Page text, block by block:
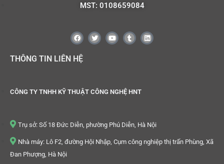
MST: 0108659084
THÔNG TIN LIÊN HỆ
CÔNG TY TNHH KỸ THUẬT CÔNG NGHỆ HNT
Trụ sở: Số 18 Đức Diễn, phường Phú Diễn, Hà Nội
Nhà máy: Lô F2, đường Hội Nhập, Cụm công nghiệp thị trấn Phùng, Xã
Đan Phượng, Hà Nội